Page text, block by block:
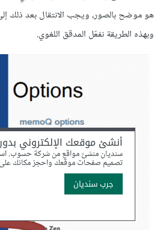
وبهذه الطريقة نفعّل المدقق اللغوي.